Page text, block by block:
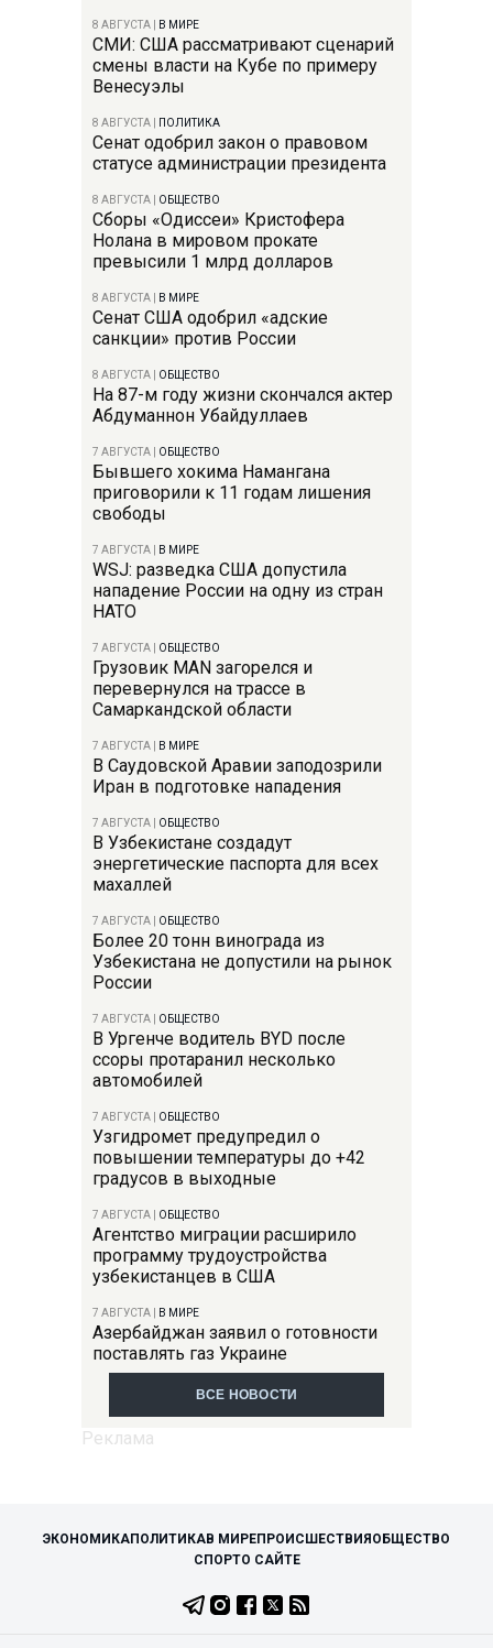
8 АВГУСТА В МИРЕ
СМИ: США рассматривают сценарий
смены власти на Кубе по примеру
Венесуэлы
8 АВГУСТА ПОЛИТИКА
Сенат одобрил закон о правовом
статусе администрации президента
8 АВГУСТА ОБЩЕСТВО
Сборы «Одиссеи» Кристофера
Нолана в мировом прокате
превысили 1 млрд долларов
8 АВГУСТА В МИРЕ
Сенат США одобрил «адские
санкции» против России
8 АВГУСТА ОБЩЕСТВО
На 87-м году жизни скончался актер
Абдуманнон Убайдуллаев
7 АВГУСТА ОБЩЕСТВО
Бывшего хокима Намангана
приговорили к 11 годам лишения
свободы
7 АВГУСТА В МИРЕ
WSJ: разведка США допустила
нападение России на одну из стран
НАТО
7 АВГУСТА ОБЩЕСТВО
Грузовик MAN загорелся и
перевернулся на трассе в
Самаркандской области
7 АВГУСТА В МИРЕ
В Саудовской Аравии заподозрили
Иран в подготовке нападения
7 АВГУСТА ОБЩЕСТВО
В Узбекистане создадут
энергетические паспорта для всех
махаллей
7 АВГУСТА ОБЩЕСТВО
Более 20 тонн винограда из
Узбекистана не допустили на рынок
России
7 АВГУСТА ОБЩЕСТВО
В Ургенче водитель BYD после
ссоры протаранил несколько
автомобилей
7 АВГУСТА ОБЩЕСТВО
Узгидромет предупредил о
повышении температуры до +42
градусов в выходные
7 АВГУСТА ОБЩЕСТВО
Агентство миграции расширило
программу трудоустройства
узбекистанцев в США
7 АВГУСТА В МИРЕ
Азербайджан заявил о готовности
поставлять газ Украине
ВСЕ НОВОСТИ
ЭКОНОМИКАПОЛИТИКАВ МИРЕПРОИСШЕСТВИЯОБЩЕСТВО
СПОРТО САЙТЕ